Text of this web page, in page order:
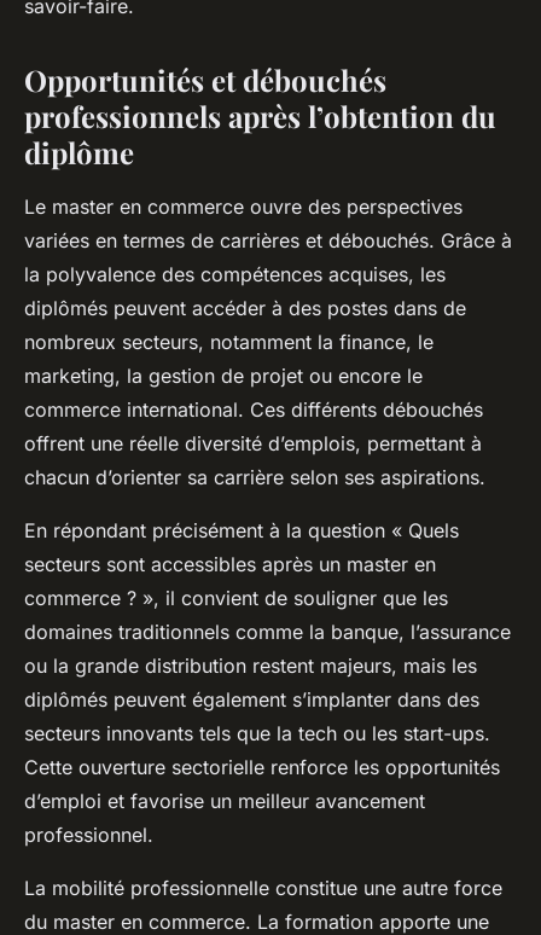
savoir-faire.
Opportunités et débouchés
professionnels après l’obtention du
diplôme
Le master en commerce ouvre des perspectives
variées en termes de carrières et débouchés. Grâce à
la polyvalence des compétences acquises, les
diplômés peuvent accéder à des postes dans de
nombreux secteurs, notamment la finance, le
marketing, la gestion de projet ou encore le
commerce international. Ces différents débouchés
offrent une réelle diversité d’emplois, permettant à
chacun d’orienter sa carrière selon ses aspirations.
En répondant précisément à la question « Quels
secteurs sont accessibles après un master en
commerce ? », il convient de souligner que les
domaines traditionnels comme la banque, l’assurance
ou la grande distribution restent majeurs, mais les
diplômés peuvent également s’implanter dans des
secteurs innovants tels que la tech ou les start-ups.
Cette ouverture sectorielle renforce les opportunités
d’emploi et favorise un meilleur avancement
professionnel.
La mobilité professionnelle constitue une autre force
du master en commerce. La formation apporte une